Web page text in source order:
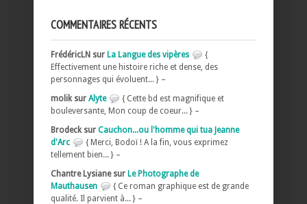
COMMENTAIRES RÉCENTS
FrédéricLN sur La Langue des vipères
{
Effectivement une histoire riche et dense, des
personnages qui évoluent... } –
molik sur Alyte
{ Cette bd est magnifique et
bouleversante, Mon coup de coeur... } –
Brodeck sur Cauchon...ou l'homme qui tua Jeanne
d'Arc
{ Merci, Bodoï ! A la fin, vous exprimez
tellement bien... } –
Chantre Lysiane sur Le Photographe de
Mauthausen
{ Ce roman graphique est de grande
qualité. Il parvient à... } –